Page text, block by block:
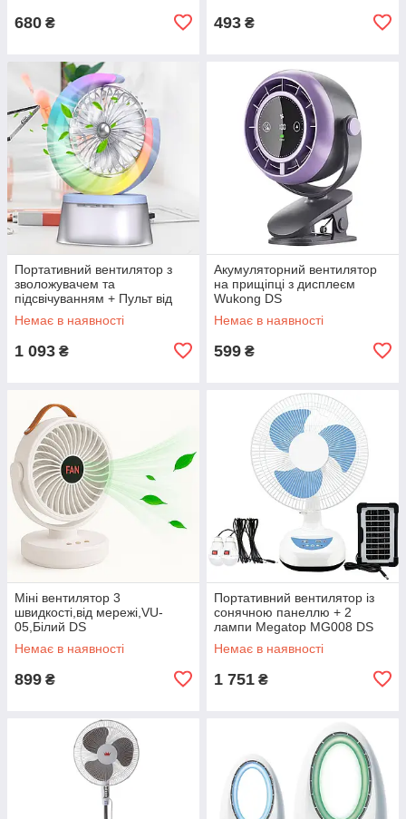
680 ₴ 493 ₴
Портативний вентилятор з
зволожувачем та
підсвічуванням + Пульт від
USB DS
Немає в наявності
1 093 ₴
Акумуляторний вентилятор
на прищіпці з дисплеєм
Wukong DS
Немає в наявності
599 ₴
Міні вентилятор 3
швидкості,від мережі,VU-
05,Білий DS
Немає в наявності
899 ₴
Портативний вентилятор із
сонячною панеллю + 2
лампи Megatop MG008 DS
Немає в наявності
1 751 ₴